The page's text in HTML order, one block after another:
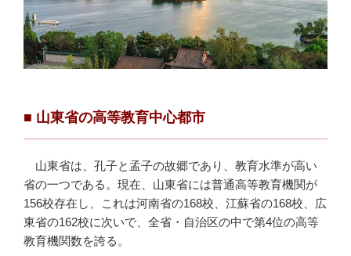
■ 山東省の高等教育中心都市
山東省は、孔子と孟子の故郷であり、教育水準が高い
省の一つである。現在、山東省には普通高等教育機関が
156校存在し、これは河南省の168校、江蘇省の168校、広
東省の162校に次いで、全省・自治区の中で第4位の高等
教育機関数を誇る。